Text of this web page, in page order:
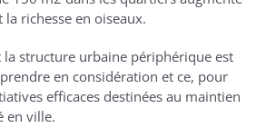
richesse en oiseaux.
la structure urbaine périphérique est
en considération et ce, pour
efficaces destinées au maintien
en ville.